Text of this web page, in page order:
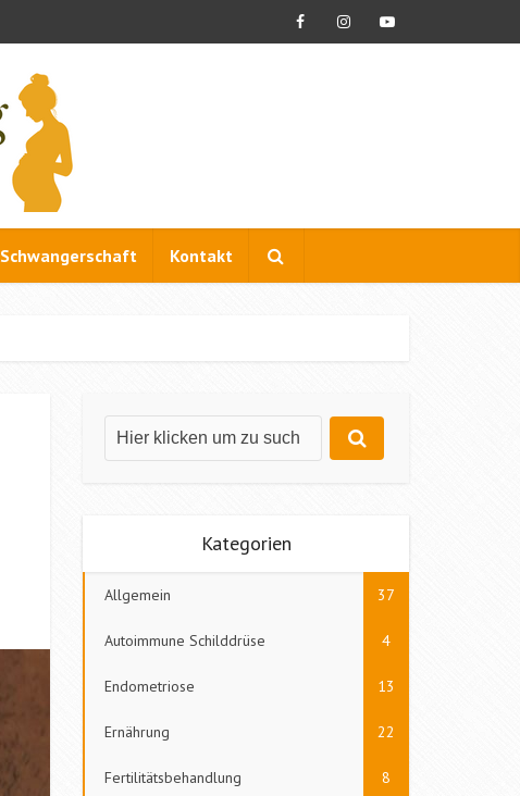
Schwangerschaft Kontakt
Kategorien
Allgemein 37
Autoimmune Schilddrüse 4
Endometriose 13
Ernährung 22
Fertilitätsbehandlung 8